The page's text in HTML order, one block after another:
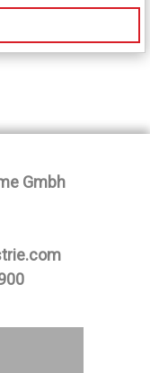
Gmbh